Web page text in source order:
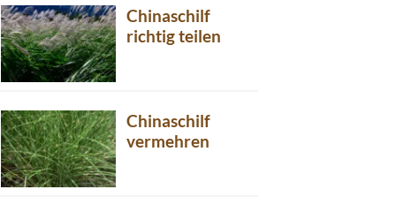
Chinaschilf
richtig teilen
Chinaschilf
vermehren